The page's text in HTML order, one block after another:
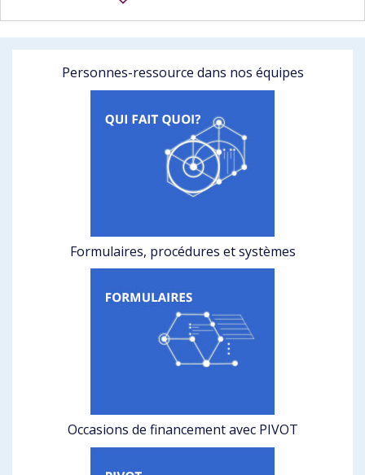
Personnes-ressource dans nos équipes
Formulaires, procédures et systèmes
Occasions de financement avec PIVOT